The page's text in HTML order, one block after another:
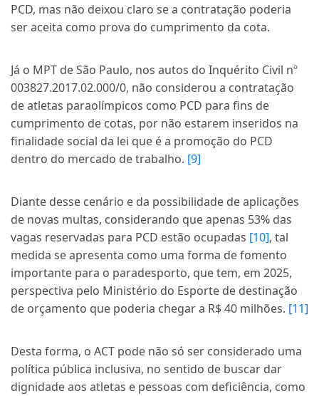
PCD, mas não deixou claro se a contratação poderia
ser aceita como prova do cumprimento da cota.
Já o MPT de São Paulo, nos autos do Inquérito Civil nº
003827.2017.02.000/0, não considerou a contratação
de atletas paraolímpicos como PCD para fins de
cumprimento de cotas, por não estarem inseridos na
finalidade social da lei que é a promoção do PCD
dentro do mercado de trabalho. [9]
Diante desse cenário e da possibilidade de aplicações
de novas multas, considerando que apenas 53% das
vagas reservadas para PCD estão ocupadas [10], tal
medida se apresenta como uma forma de fomento
importante para o paradesporto, que tem, em 2025,
perspectiva pelo Ministério do Esporte de destinação
de orçamento que poderia chegar a R$ 40 milhões. [11]
Desta forma, o ACT pode não só ser considerado uma
política pública inclusiva, no sentido de buscar dar
dignidade aos atletas e pessoas com deficiência, como